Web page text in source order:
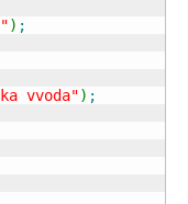
) ;
vvoda") ;